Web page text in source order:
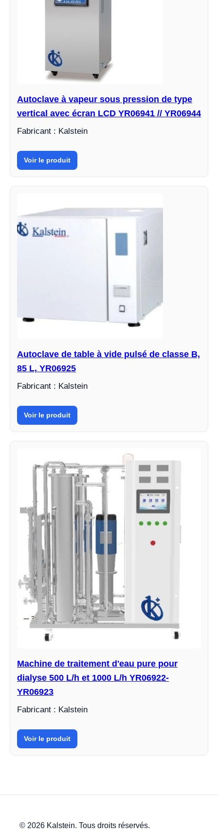
Autoclave à vapeur sous pression de type
vertical avec écran LCD YR06941 // YR06944
Fabricant : Kalstein
Voir le produit
Autoclave de table à vide pulsé de classe B,
85 L, YR06925
Fabricant : Kalstein
Voir le produit
Machine de traitement d'eau pure pour
dialyse 500 L/h et 1000 L/h YR06922-
YR06923
Fabricant : Kalstein
Voir le produit
© 2026 Kalstein. Tous droits réservés.